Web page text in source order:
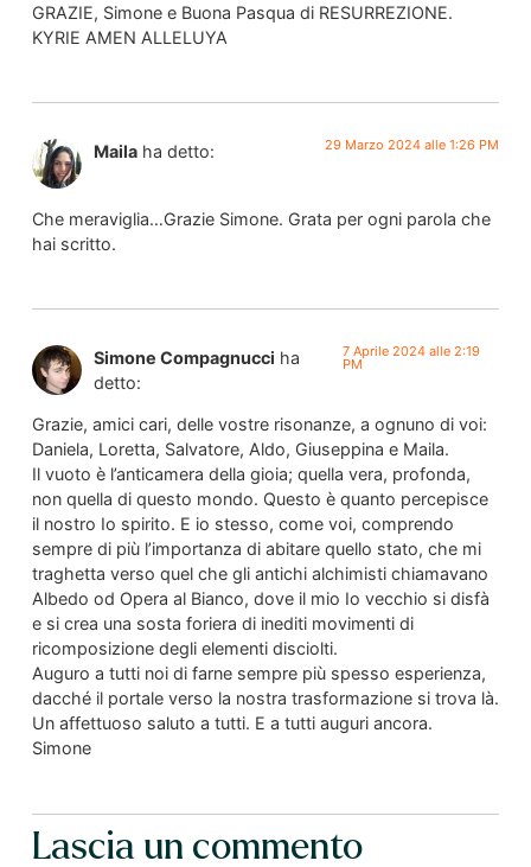
GRAZIE, Simone e Buona Pasqua di RESURREZIONE.
KYRIE AMEN ALLELUYA
Maila ha detto: 29 Marzo 2024 alle 1:26 PM
Che meraviglia…Grazie Simone. Grata per ogni parola che
hai scritto.
Simone Compagnucci ha
detto:
7 Aprile 2024 alle 2:19
PM
Grazie, amici cari, delle vostre risonanze, a ognuno di voi:
Daniela, Loretta, Salvatore, Aldo, Giuseppina e Maila.
Il vuoto è l’anticamera della gioia; quella vera, profonda,
non quella di questo mondo. Questo è quanto percepisce
il nostro Io spirito. E io stesso, come voi, comprendo
sempre di più l’importanza di abitare quello stato, che mi
traghetta verso quel che gli antichi alchimisti chiamavano
Albedo od Opera al Bianco, dove il mio Io vecchio si disfà
e si crea una sosta foriera di inediti movimenti di
ricomposizione degli elementi disciolti.
Auguro a tutti noi di farne sempre più spesso esperienza,
dacché il portale verso la nostra trasformazione si trova là.
Un affettuoso saluto a tutti. E a tutti auguri ancora.
Simone
Lascia un commento